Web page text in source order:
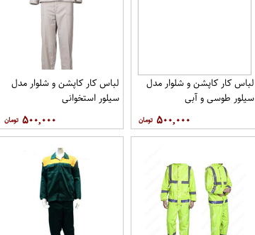
لباس کار کاپشن و شلوار مدل
سیلور طوسی و آبی
۵۰۰,۰۰۰
لباس کار کاپشن و شلوار مدل
سیلور استخوانی
۵۰۰,۰۰۰